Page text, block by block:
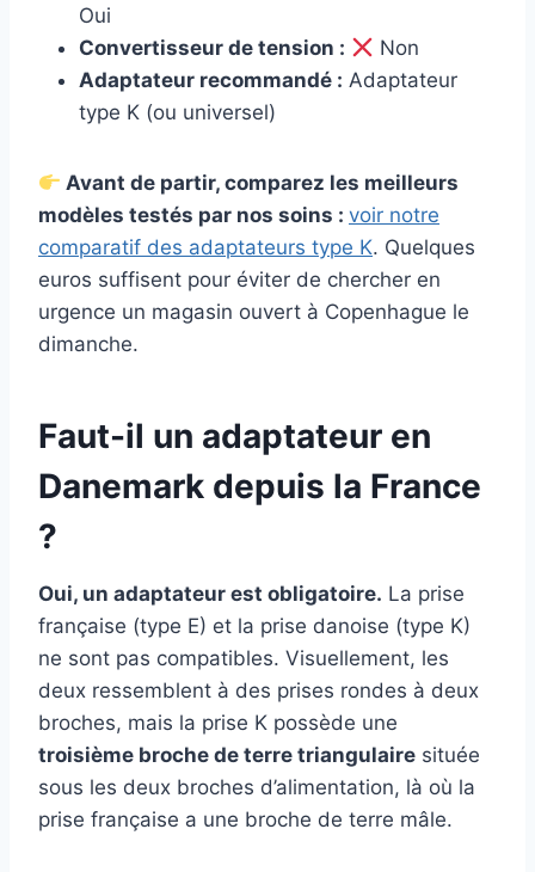
Oui
Convertisseur de tension :
Non
Adaptateur recommandé : Adaptateur
type K (ou universel)
Avant de partir, comparez les meilleurs
modèles testés par nos soins : voir notre
comparatif des adaptateurs type K. Quelques
euros suffisent pour éviter de chercher en
urgence un magasin ouvert à Copenhague le
dimanche.
Faut-il un adaptateur en
Danemark depuis la France
?
Oui, un adaptateur est obligatoire. La prise
française (type E) et la prise danoise (type K)
ne sont pas compatibles. Visuellement, les
deux ressemblent à des prises rondes à deux
broches, mais la prise K possède une
troisième broche de terre triangulaire située
sous les deux broches d’alimentation, là où la
prise française a une broche de terre mâle.